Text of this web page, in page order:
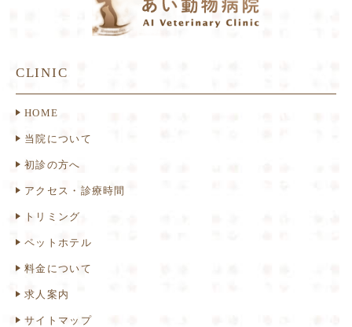
CLINIC
HOME
当院について
初診の方へ
アクセス・診療時間
トリミング
ペットホテル
料金について
求人案内
サイトマップ